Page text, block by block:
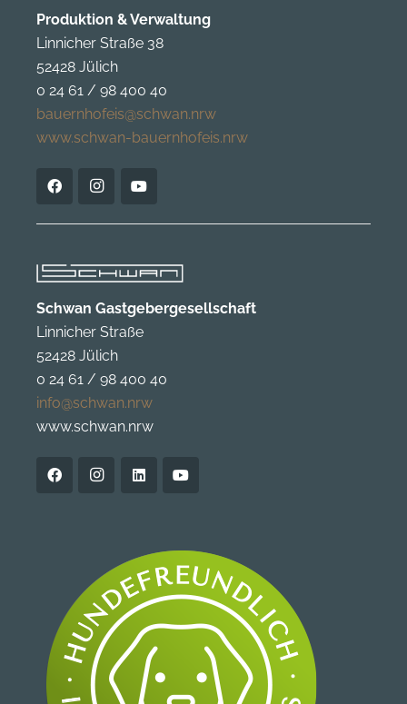
Produktion & Verwaltung
Linnicher Straße 38
52428 Jülich
0 24 61 / 98 400 40
bauernhofeis@schwan.nrw
www.schwan-bauernhofeis.nrw
Schwan Gastgebergesellschaft
Linnicher Straße
52428 Jülich
0 24 61 / 98 400 40
info@schwan.nrw
www.schwan.nrw